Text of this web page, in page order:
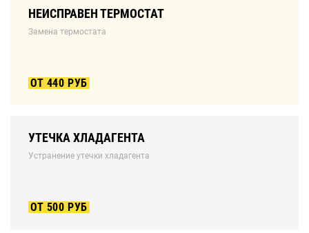
НЕИСПРАВЕН ТЕРМОСТАТ
Замена термостата
ОТ 440 РУБ
УТЕЧКА ХЛАДАГЕНТА
Устранение утечки хладагента
ОТ 500 РУБ